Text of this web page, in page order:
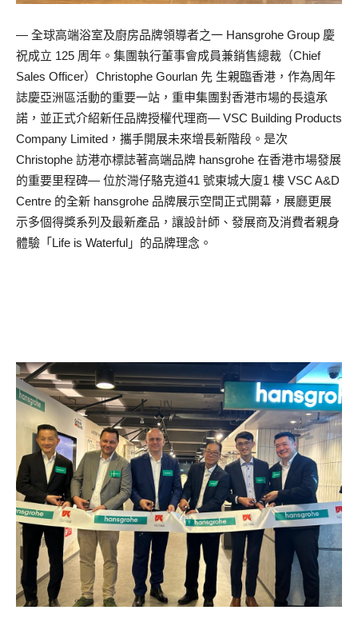
— 全球高端浴室及廚房品牌領導者之一 Hansgrohe Group 慶
祝成立 125 周年。集團執行董事會成員兼銷售總裁（Chief
Sales Officer）Christophe Gourlan 先 生親臨香港，作為周年
誌慶亞洲區活動的重要一站，重申集團對香港市場的長遠承
諾，並正式介紹新任品牌授權代理商— VSC Building Products
Company Limited，攜手開展未來增長新階段。是次
Christophe 訪港亦標誌著高端品牌 hansgrohe 在香港市場發展
的重要里程碑— 位於灣仔駱克道41 號東城大廈1 樓 VSC A&D
Centre 的全新 hansgrohe 品牌展示空間正式開幕，展廳更展
示多個得獎系列及最新產品，讓設計師、發展商及消費者親身
體驗「Life is Waterful」的品牌理念。